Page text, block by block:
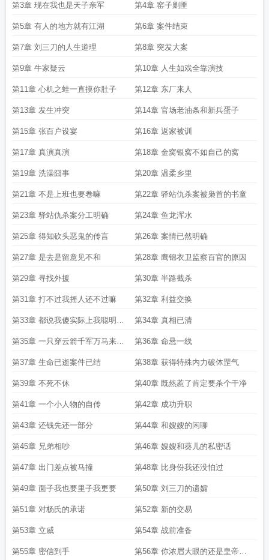
第3章 现在我也是天子亲军 第4章 窑子剿匪
第5章 有人的地方就有江湖 第6章 案件结束
第7章 刘三刀的人生道理 第8章 突发大案
第9章 牛家疑云 第10章 人生如戏全靠演技
第11章 心机之蛙一直摸你肚子 第12章 东厂来人
第13章 发生冲突 第14章 官场老油条和新兵蛋子
第15章 张百户设宴 第16章 返家被训
第17章 真演真演 第18章 金窝银窝不如自己的窝
第19章 洗澡囧事 第20章 温柔乡里
第21章 不是上班也要卷嘛 第22章 驿站仇杀案被枭首的书童
第23章 驿站仇杀案分工明确 第24章 鱼龙浑水
第25章 得知砍头恶鬼的传言 第26章 案情已然明确
第27章 是去是留意见不和 第28章 鹰锦衣卫监察百官的原因
第29章 寻找外援 第30章 半路截杀
第31章 打不过我摇人还不过嘛 第32章 利益交换
第33章 都说我傻实际上我聪明了
一批
第34章 真相已清
第35章 一只穿云箭千军万马来相
见
第36章 命悬一线
第37章 生命已逝案件已结 第38章 获得特殊内力破体罡气
第39章 不死不休 第40章 既然惹了肯定要杀个干净
第41章 一个小人物的自传 第42章 成功升职
第43章 还钱先还一部分 第44章 和嫂嫂的闲聊
第45章 兄弟相吵 第46章 嫂嫂和葵儿的私密话
第47章 出门差点被马撞 第48章 比身份我还没怕过
第49章 面子我也要里子我更要 第50章 刘三刀的遗孀
第51章 对杨氏的承诺 第52章 新的交易
第53章 立威 第54章 战前准备
第55章 密信到手 第56章 你浓眉大眼的还是皇帝的